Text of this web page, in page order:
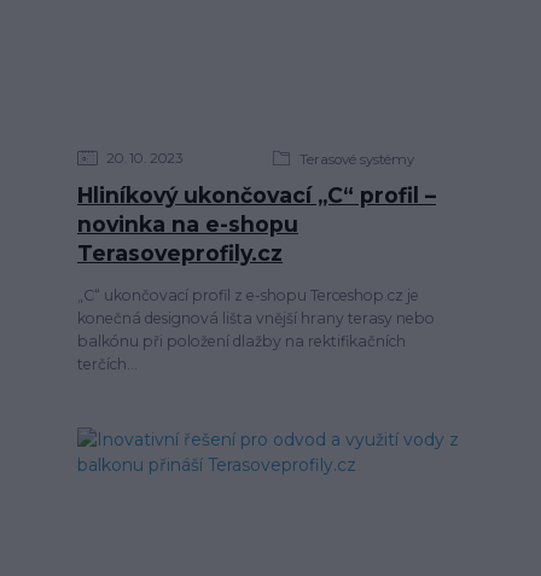
20 10 2023 Terasové systémy
Hliníkový ukončovací „C“ profil –
novinka na e-shopu
Terasoveprofily.cz
„C“ ukončovací profil z e-shopu Terceshop.cz je
konečná designová lišta vnější hrany terasy nebo
balkónu při položení dlažby na rektifikačních
terčích...